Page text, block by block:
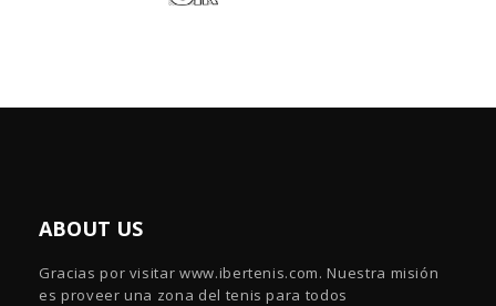
ABOUT US
Gracias por visitar www.ibertenis.com. Nuestra misión
es proveer una zona del tenis para todos